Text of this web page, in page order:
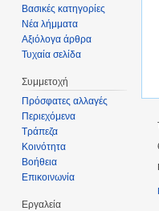
Βασικές κατηγορίες
Νέα λήμματα
Αξιόλογα άρθρα
Τυχαία σελίδα
Συμμετοχή
Πρόσφατες αλλαγές
Περιεχόμενα
Τράπεζα
Κοινότητα
Βοήθεια
Επικοινωνία
Εργαλεία